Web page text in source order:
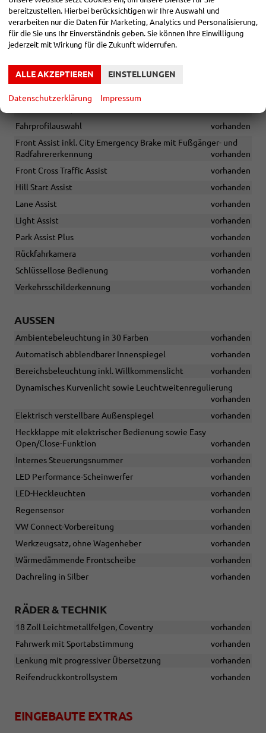
SICHERHEIT & ASSISTENZ
Adaptiver Tempomat
vorhanden
Blind-Spot-Sensor inkl. Rear Traffic Alert und Exit Warning
System
Diebstahlwarnanlage
Elektronische Feststellbremse inkl. Auto Hold-Funktion
Fahrprofilauswahl
vorhanden
Front Assist inkl. City Emergency Brake mit Fußgänger- und
Radfahrererkennung
vorhanden
Front Cross Traffic Assist
vorhanden
Hill Start Assist
vorhanden
Lane Assist
vorhanden
Light Assist
vorhanden
Park Assist Plus
vorhanden
Rückfahrkamera
vorhanden
Schlüssellose Bedienung
vorhanden
Verkehrsschilderkennung
vorhanden
AUSSEN
Ambientebeleuchtung in 30 Farben
vorhanden
Automatisch abblendbarer Innenspiegel
vorhanden
Bereichsbeleuchtung inkl. Willkommenslicht
vorhanden
Dynamisches Kurvenlicht sowie Leuchtweitenregulierung
vorhanden
Elektrisch verstellbare Außenspiegel
vorhanden
Heckklappe mit elektrischer Bedienung sowie Easy
Open/Close-Funktion
vorhanden
Internes Steuerungsnummer
vorhanden
LED Performance-Scheinwerfer
vorhanden
LED-Heckleuchten
vorhanden
Regensensor
vorhanden
VW Connect-Vorbereitung
vorhanden
Werkzeugsatz, ohne Wagenheber
vorhanden
Wärmedämmende Frontscheibe
vorhanden
Dachreling in Silber
vorhanden
RÄDER & TECHNIK
18 Zoll Leichtmetallfelgen, Coventry
vorhanden
Fahrwerk mit Sportabstimmung
vorhanden
Lenkung mit progressiver Übersetzung
vorhanden
Reifendruckkontrollsystem
vorhanden
EINGEBAUTE EXTRAS
bereitzustellen. Hierbei berücksichtigen wir Ihre Auswahl und
verarbeiten nur die Daten für Marketing, Analytics und Personalisierung,
für die Sie uns Ihr Einverständnis geben. Sie können Ihre Einwilligung
jederzeit mit Wirkung für die Zukunft widerrufen.
ALLE AKZEPTIEREN EINSTELLUNGEN
Datenschutzerklärung Impressum